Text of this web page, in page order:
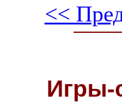
<<
Игры-